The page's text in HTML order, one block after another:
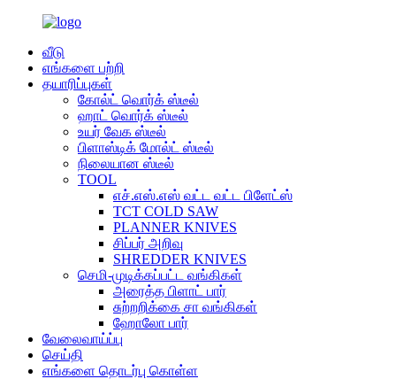
வீடு
எங்களை பற்றி
தயாரிப்புகள்
கோல்ட் வொர்க் ஸ்டீல்
ஹாட் வொர்க் ஸ்டீல்
உயர் வேக ஸ்டீல்
பிளாஸ்டிக் மோல்ட் ஸ்டீல்
நிலையான ஸ்டீல்
TOOL
எச்.எஸ்.எஸ் வட்ட வட்ட பிளேட்ஸ்
TCT COLD SAW
PLANNER KNIVES
சிப்பர் அறிவு
SHREDDER KNIVES
செமி-முடிக்கப்பட்ட வங்கிகள்
அரைத்த பிளாட் பார்
சுற்றறிக்கை சா வங்கிகள்
ஹோலோ பார்
வேலைவாய்ப்பு
செய்தி
எங்களை தொடர்பு கொள்ள